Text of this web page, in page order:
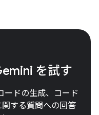
を試す
ードの生成、コード
する質問への回答